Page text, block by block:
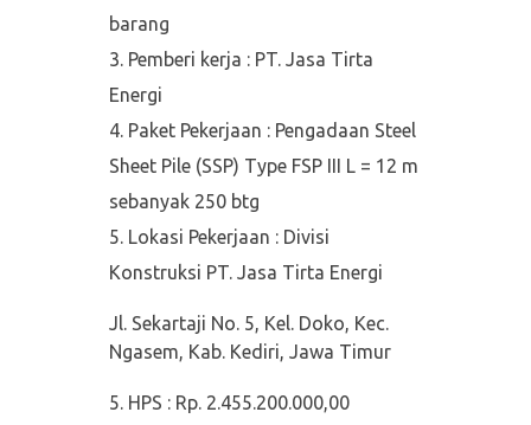
barang
Pemberi kerja : PT. Jasa Tirta
Energi
Paket Pekerjaan : Pengadaan Steel
Sheet Pile (SSP) Type FSP III L = 12 m
sebanyak 250 btg
Lokasi Pekerjaan : Divisi
Konstruksi PT. Jasa Tirta Energi
Jl. Sekartaji No. 5, Kel. Doko, Kec.
Ngasem, Kab. Kediri, Jawa Timur
HPS : Rp. 2.455.200.000,00